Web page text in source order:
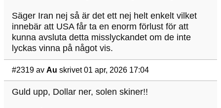
Säger Iran nej så är det ett nej helt enkelt vilket
innebär att USA får ta en enorm förlust för att
kunna avsluta detta misslyckandet om de inte
lyckas vinna på något vis.
#2319 av Au skrivet 01 apr, 2026 17:04
Guld upp, Dollar ner, solen skiner!!